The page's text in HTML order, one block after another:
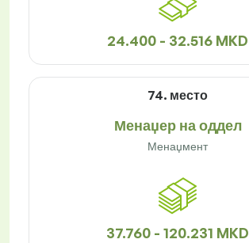
24.400 - 32.516 MKD
74. место
Менаџер на оддел
Менаџмент
37.760 - 120.231 MKD